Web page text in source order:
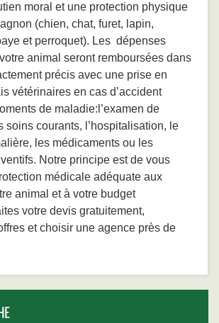
moral et une protection physique
(chien, chat, furet, lapin,
et perroquet). Les dépenses
animal seront remboursées dans
précis avec une prise en
vétérinaires en cas d’accident
de maladie:l’examen de
soins courants, l’hospitalisation, le
les médicaments ou les
Notre principe est de vous
médicale adéquate aux
animal et à votre budget
votre devis gratuitement,
et choisir une agence près de